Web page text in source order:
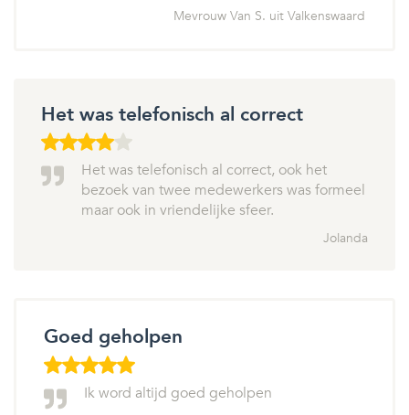
Mevrouw Van S. uit Valkenswaard
Het was telefonisch al correct
Het was telefonisch al correct, ook het
bezoek van twee medewerkers was formeel
maar ook in vriendelijke sfeer.
Jolanda
Goed geholpen
Ik word altijd goed geholpen